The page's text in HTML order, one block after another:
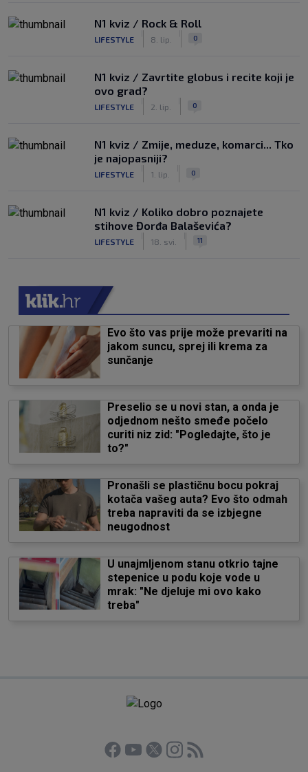
N1 kviz / Rock & Roll
LIFESTYLE 8. lip. 0
N1 kviz / Zavrtite globus i recite koji je
ovo grad?
LIFESTYLE 2. lip. 0
N1 kviz / Zmije, meduze, komarci... Tko
je najopasniji?
LIFESTYLE 1. lip. 0
N1 kviz / Koliko dobro poznajete
stihove Đorđa Balaševića?
LIFESTYLE 18. svi. 11
Evo što vas prije može prevariti na
jakom suncu, sprej ili krema za
sunčanje
Preselio se u novi stan, a onda je
odjednom nešto smeđe počelo
curiti niz zid: "Pogledajte, što je
to?"
Pronašli se plastičnu bocu pokraj
kotača vašeg auta? Evo što odmah
treba napraviti da se izbjegne
neugodnost
U unajmljenom stanu otkrio tajne
stepenice u podu koje vode u
mrak: "Ne djeluje mi ovo kako
treba"